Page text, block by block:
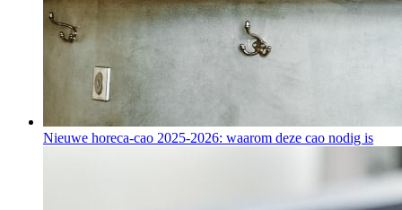
Nieuwe horeca-cao 2025-2026: waarom deze cao nodig is